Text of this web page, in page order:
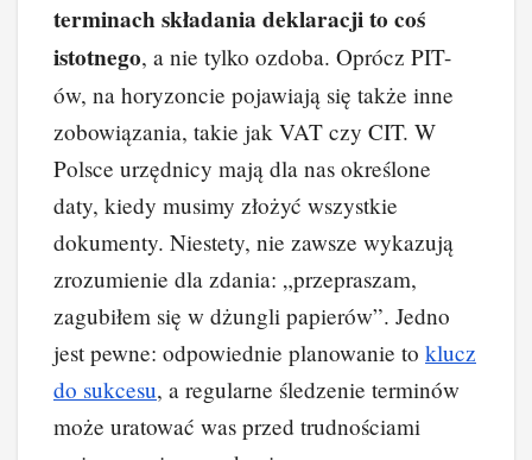
terminach składania deklaracji to coś
istotnego, a nie tylko ozdoba. Oprócz PIT-
ów, na horyzoncie pojawiają się także inne
zobowiązania, takie jak VAT czy CIT. W
Polsce urzędnicy mają dla nas określone
daty, kiedy musimy złożyć wszystkie
dokumenty. Niestety, nie zawsze wykazują
zrozumienie dla zdania: „przepraszam,
zagubiłem się w dżungli papierów”. Jedno
jest pewne: odpowiednie planowanie to klucz
do sukcesu, a regularne śledzenie terminów
może uratować was przed trudnościami